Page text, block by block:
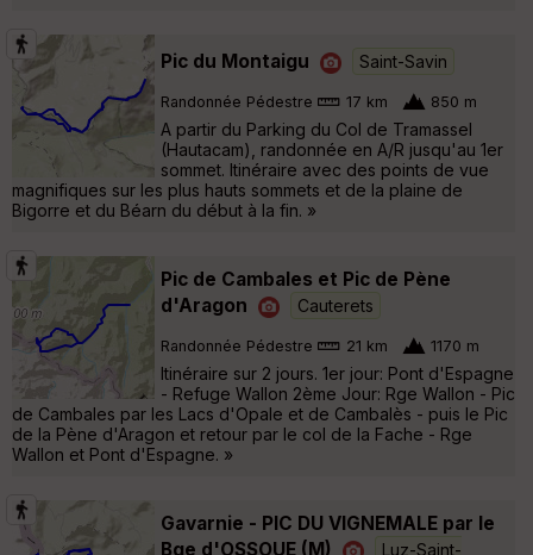
Pic du Montaigu Saint-Savin
Randonnée Pédestre 17 km 850 m
A partir du Parking du Col de Tramassel
(Hautacam), randonnée en A/R jusqu'au 1er
sommet. Itinéraire avec des points de vue
magnifiques sur les plus hauts sommets et de la plaine de
Bigorre et du Béarn du début à la fin. »
Pic de Cambales et Pic de Pène
d'Aragon
Cauterets
Randonnée Pédestre 21 km 1170 m
Itinéraire sur 2 jours. 1er jour: Pont d'Espagne
- Refuge Wallon 2ème Jour: Rge Wallon - Pic
de Cambales par les Lacs d'Opale et de Cambalès - puis le Pic
de la Pène d'Aragon et retour par le col de la Fache - Rge
Wallon et Pont d'Espagne. »
Gavarnie - PIC DU VIGNEMALE par le
Bge d'OSSOUE (M)
Luz-Saint-